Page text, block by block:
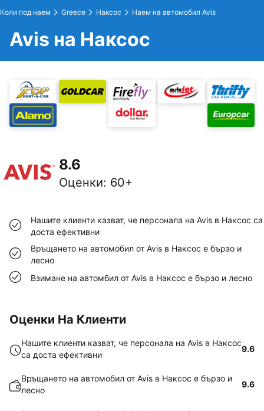
Коли под наем Greece Наксос Наем на автомобил Avis
Avis на Наксос
8.6
Оценки: 60+
Нашите клиенти казват, че персонала на Avis в Наксос са
доста ефективни
Връщането на автомобил от Avis в Наксос е бързо и
лесно
Взимане на автомбил от Avis в Наксос е бързо и лесно
Оценки На Клиенти
Нашите клиенти казват, че персонала на Avis в Наксос
са доста ефективни
9.6
Връщането на автомобил от Avis в Наксос е бързо и
лесно
9.6